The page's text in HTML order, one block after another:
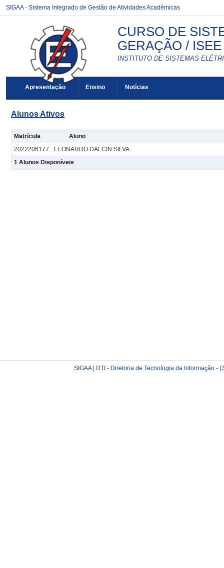
SIGAA - Sistema Integrado de Gestão de Atividades Acadêmicas
CURSO DE
GERAÇÃO / ISEE
INSTITUTO DE SISTEMAS
Apresentação Ensino Notícias
Alunos Ativos
Matrícula
Aluno
2022206177
LEONARDO DALCIN SILVA
1 Alunos Disponíveis
SIGAA | DTI - Diretoria de Tecnologia da Informação